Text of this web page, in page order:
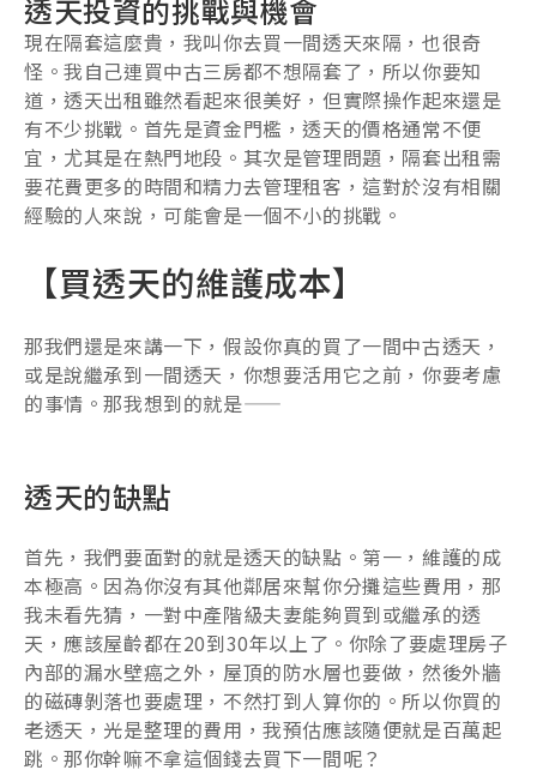
透天投資的挑戰與機會
現在隔套這麼貴，我叫你去買一間透天來隔，也很奇
怪。我自己連買中古三房都不想隔套了，所以你要知
道，透天出租雖然看起來很美好，但實際操作起來還是
有不少挑戰。首先是資金門檻，透天的價格通常不便
宜，尤其是在熱門地段。其次是管理問題，隔套出租需
要花費更多的時間和精力去管理租客，這對於沒有相關
經驗的人來說，可能會是一個不小的挑戰。
【買透天的維護成本】
那我們還是來講一下，假設你真的買了一間中古透天，
或是說繼承到一間透天，你想要活用它之前，你要考慮
的事情。那我想到的就是——
透天的缺點
首先，我們要面對的就是透天的缺點。第一，維護的成
本極高。因為你沒有其他鄰居來幫你分攤這些費用，那
我未看先猜，一對中產階級夫妻能夠買到或繼承的透
天，應該屋齡都在20到30年以上了。你除了要處理房子
內部的漏水壁癌之外，屋頂的防水層也要做，然後外牆
的磁磚剝落也要處理，不然打到人算你的。所以你買的
老透天，光是整理的費用，我預估應該隨便就是百萬起
跳。那你幹嘛不拿這個錢去買下一間呢？